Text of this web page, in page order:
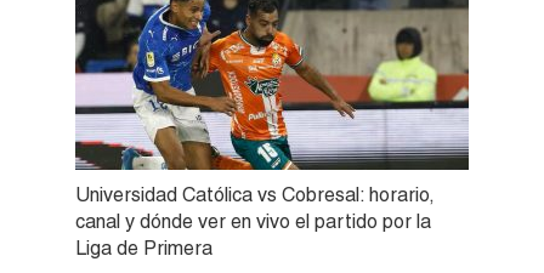
Universidad Católica vs Cobresal: horario,
canal y dónde ver en vivo el partido por la
Liga de Primera